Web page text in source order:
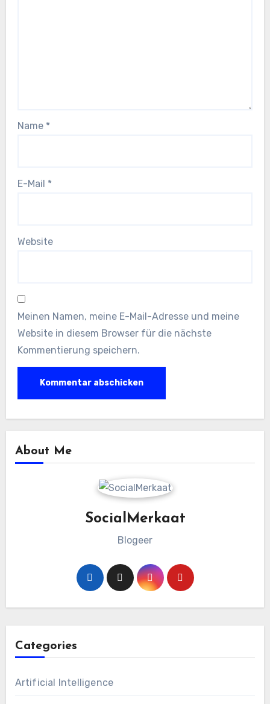
Name *
E-Mail *
Website
Meinen Namen, meine E-Mail-Adresse und meine
Website in diesem Browser für die nächste
Kommentierung speichern.
About Me
SocialMerkaat
Blogeer
Categories
Artificial Intelligence